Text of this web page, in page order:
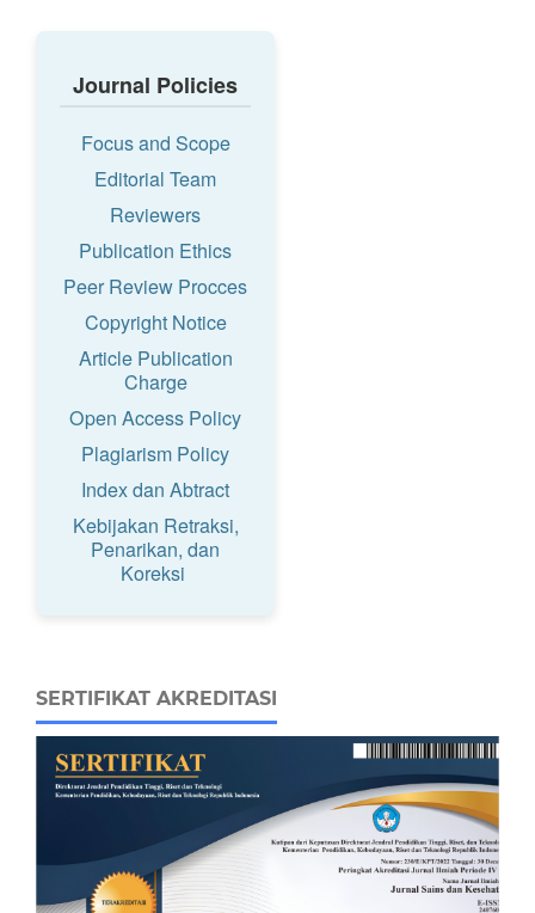
Journal Policies
Focus and Scope
Editorial Team
Reviewers
Publication Ethics
Peer Review Procces
Copyright Notice
Article Publication
Charge
Open Access Policy
Plagiarism Policy
Index dan Abtract
Kebijakan Retraksi,
Penarikan, dan
Koreksi
SERTIFIKAT AKREDITASI